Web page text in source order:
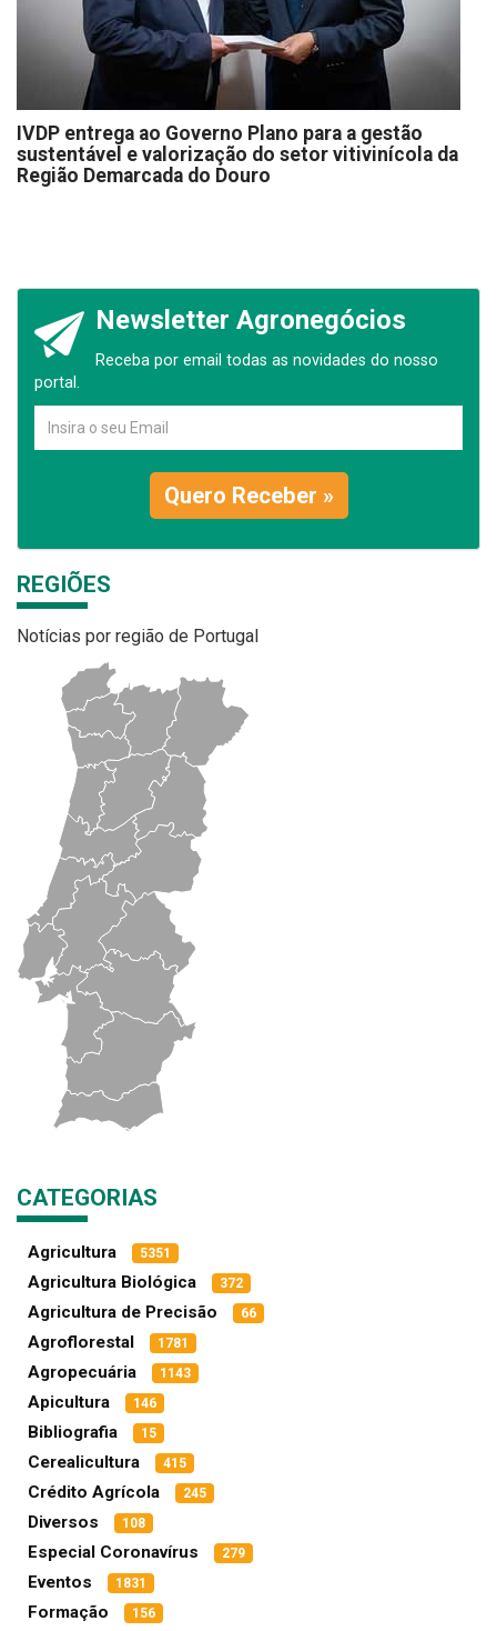
IVDP entrega ao Governo Plano para a gestão
sustentável e valorização do setor vitivinícola da
Região Demarcada do Douro
Newsletter Agronegócios
Receba por email todas as novidades do nosso
portal.
Quero Receber »
REGIÕES
Notícias por região de Portugal
CATEGORIAS
Agricultura 5351
Agricultura Biológica 372
Agricultura de Precisão 66
Agroflorestal 1781
Agropecuária 1143
Apicultura 146
Bibliografia 15
Cerealicultura 415
Crédito Agrícola 245
Diversos 108
Especial Coronavírus 279
Eventos 1831
Formação 156